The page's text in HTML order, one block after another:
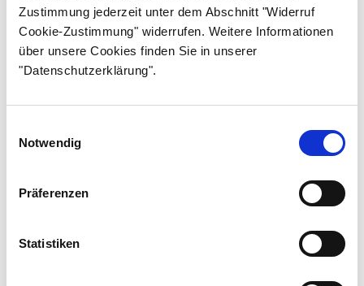
Zustimmung jederzeit unter dem Abschnitt "Widerruf
Cookie-Zustimmung" widerrufen. Weitere Informationen
über unsere Cookies finden Sie in unserer
"Datenschutzerklärung".
Notwendig
Präferenzen
Statistiken